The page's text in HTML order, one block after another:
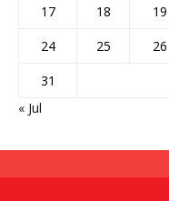
17
18 19
24
25 26
31
« Jul